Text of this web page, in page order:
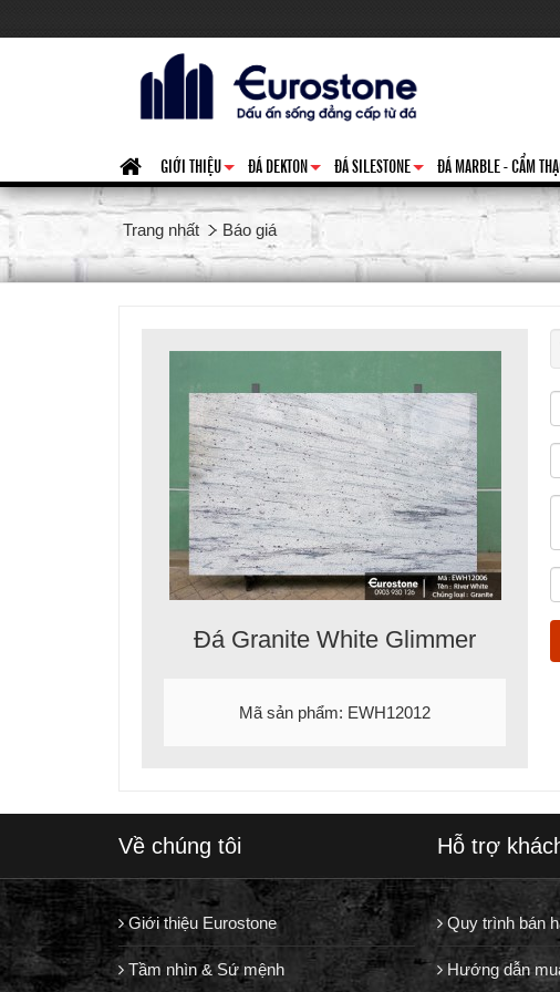
+
GIỚI THIỆU
+
ĐÁ DEKTON
+
ĐÁ SILESTONE ĐÁ MARBLE - CẨM
Trang nhất Báo giá
Đá Granite White Glimmer
Mã sản phẩm: EWH12012
Về chúng tôi
Giới thiệu Eurostone
Tầm nhìn & Sứ mệnh
Hỗ trợ
Quy trình bán
Hướng dẫn